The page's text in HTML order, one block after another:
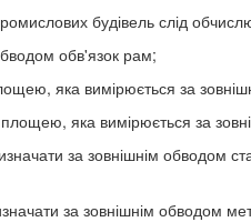
будівель слід
обв'язок рам;
яка вимірюється за
яка вимірюється за
за зовнішнім обводом
за зовнішнім обводом